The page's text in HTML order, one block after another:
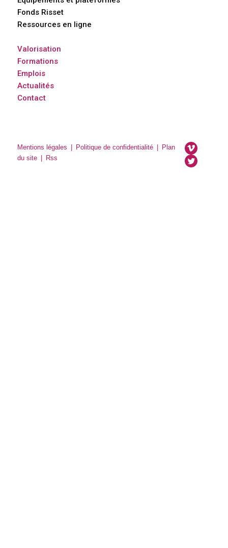
Fonds Risset
Ressources en ligne
Valorisation
Formations
Emplois
Actualités
Contact
Mentions légales Politique de confidentialité
Plan
du site
Rss